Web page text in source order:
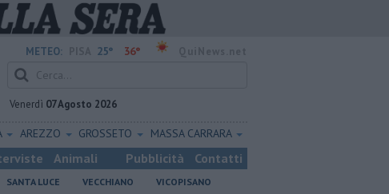
METEO: 25° 36°
Venerdì 07 Agosto 2026
AREZZO GROSSETO MASSA CARRARA
Animali Pubblicità Contatti
SANTA LUCE VECCHIANO VICOPISANO